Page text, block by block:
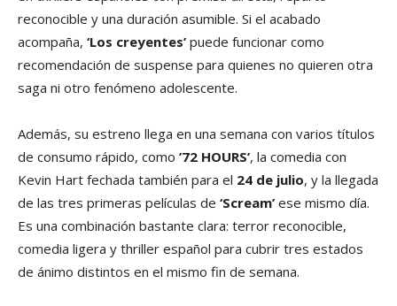
reconocible y una duración asumible. Si el acabado
acompaña, ‘Los creyentes’ puede funcionar como
recomendación de suspense para quienes no quieren otra
saga ni otro fenómeno adolescente.
Además, su estreno llega en una semana con varios títulos
de consumo rápido, como ’72 HOURS’, la comedia con
Kevin Hart fechada también para el 24 de julio, y la llegada
de las tres primeras películas de ‘Scream’ ese mismo día.
Es una combinación bastante clara: terror reconocible,
comedia ligera y thriller español para cubrir tres estados
de ánimo distintos en el mismo fin de semana.